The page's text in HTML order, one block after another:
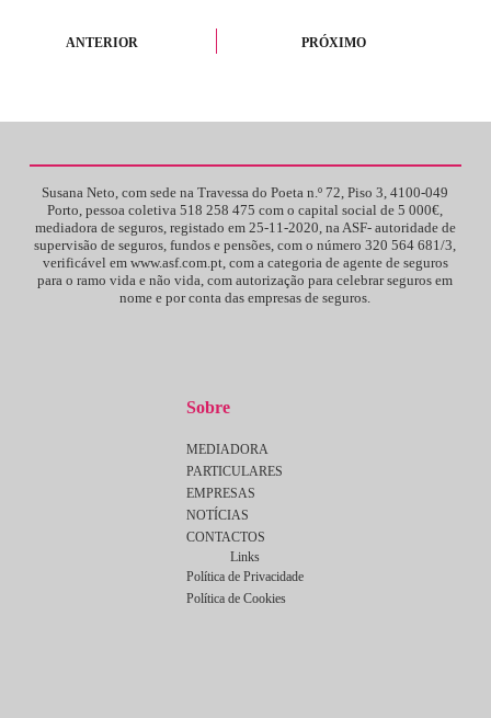
ANTERIOR PRÓXIMO
Susana Neto, com sede na Travessa do Poeta n.º 72, Piso 3, 4100-049
Porto, pessoa coletiva 518 258 475 com o capital social de 5 000€,
mediadora de seguros, registado em 25-11-2020, na ASF- autoridade de
supervisão de seguros, fundos e pensões, com o número 320 564 681/3,
verificável em www.asf.com.pt, com a categoria de agente de seguros
para o ramo vida e não vida, com autorização para celebrar seguros em
nome e por conta das empresas de seguros.
Sobre
MEDIADORA
PARTICULARES
EMPRESAS
NOTÍCIAS
CONTACTOS
Links
Política de Privacidade
Política de Cookies